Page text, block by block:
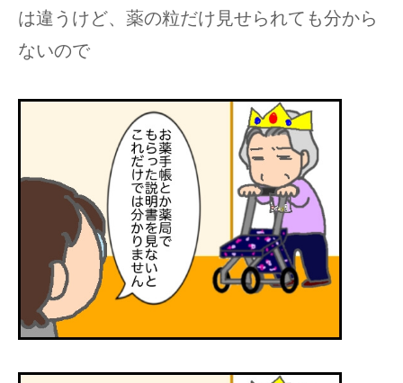
は違うけど、薬の粒だけ見せられても分から
ないので